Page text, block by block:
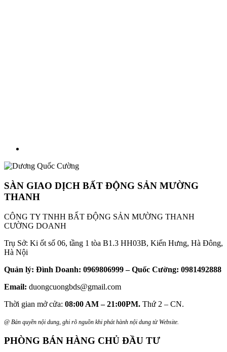
SÀN GIAO DỊCH BẤT ĐỘNG SẢN MƯỜNG
THANH
CÔNG TY TNHH BẤT ĐỘNG SẢN MƯỜNG THANH
CƯỜNG DOANH
Trụ Sở: Ki ốt số 06, tầng 1 tòa B1.3 HH03B, Kiến Hưng, Hà Đông,
Hà Nội
Quản lý: Đình Doanh: 0969806999 – Quốc Cường: 0981492888
Email: duongcuongbds@gmail.com
Thời gian mở cửa: 08:00 AM – 21:00PM. Thứ 2 – CN.
@ Bản quyền nội dung, ghi rõ nguồn khi phát hành nội dung từ Website.
PHÒNG BÁN HÀNG CHỦ ĐẦU TƯ